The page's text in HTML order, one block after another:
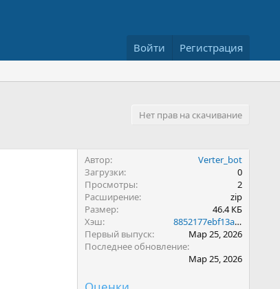
Войти Регистрация
Нет прав на скачивание
Автор
Verter_bot
Загрузки
0
Просмотры
2
Расширение
zip
Размер
46.4 КБ
Хэш
8852177ebf13a30642b09d04f8c594da
Первый выпуск
Мар 25, 2026
Последнее обновление
Мар 25, 2026